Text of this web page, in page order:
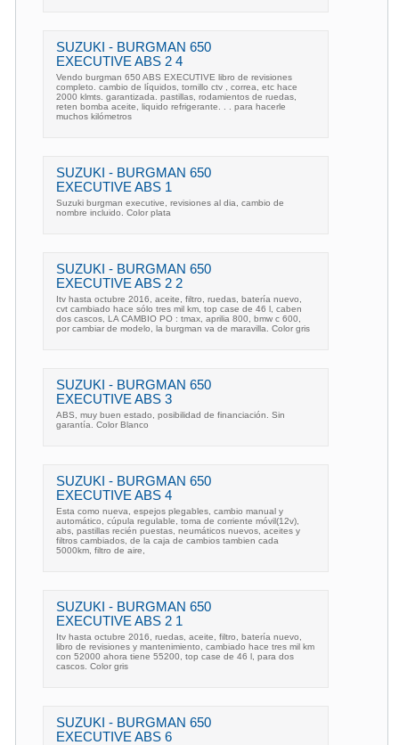
SUZUKI - BURGMAN 650
EXECUTIVE ABS 2 4
Vendo burgman 650 ABS EXECUTIVE libro de revisiones
completo. cambio de líquidos, tornillo ctv , correa, etc hace
2000 klmts. garantizada. pastillas, rodamientos de ruedas,
reten bomba aceite, liquido refrigerante. . . para hacerle
muchos kilómetros
SUZUKI - BURGMAN 650
EXECUTIVE ABS 1
Suzuki burgman executive, revisiones al dia, cambio de
nombre incluido. Color plata
SUZUKI - BURGMAN 650
EXECUTIVE ABS 2 2
Itv hasta octubre 2016, aceite, filtro, ruedas, batería nuevo,
cvt cambiado hace sólo tres mil km, top case de 46 l, caben
dos cascos, LA CAMBIO PO : tmax, aprilia 800, bmw c 600,
por cambiar de modelo, la burgman va de maravilla. Color gris
SUZUKI - BURGMAN 650
EXECUTIVE ABS 3
ABS, muy buen estado, posibilidad de financiación. Sin
garantía. Color Blanco
SUZUKI - BURGMAN 650
EXECUTIVE ABS 4
Esta como nueva, espejos plegables, cambio manual y
automático, cúpula regulable, toma de corriente móvil(12v),
abs, pastillas recién puestas, neumáticos nuevos, aceites y
filtros cambiados, de la caja de cambios tambien cada
5000km, filtro de aire,
SUZUKI - BURGMAN 650
EXECUTIVE ABS 2 1
Itv hasta octubre 2016, ruedas, aceite, filtro, batería nuevo,
libro de revisiones y mantenimiento, cambiado hace tres mil km
con 52000 ahora tiene 55200, top case de 46 l, para dos
cascos. Color gris
SUZUKI - BURGMAN 650
EXECUTIVE ABS 6